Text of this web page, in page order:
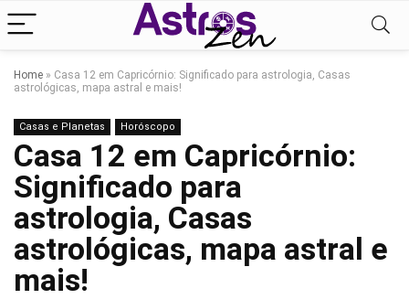
Home » Casa 12 em Capricórnio: Significado para astrologia, Casas
astrológicas, mapa astral e mais!
Casas e Planetas Horóscopo
Casa 12 em Capricórnio:
Significado para
astrologia, Casas
astrológicas, mapa astral e
mais!